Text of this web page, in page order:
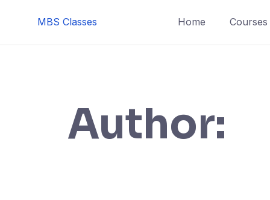
MBS Classes Home Courses
Author: